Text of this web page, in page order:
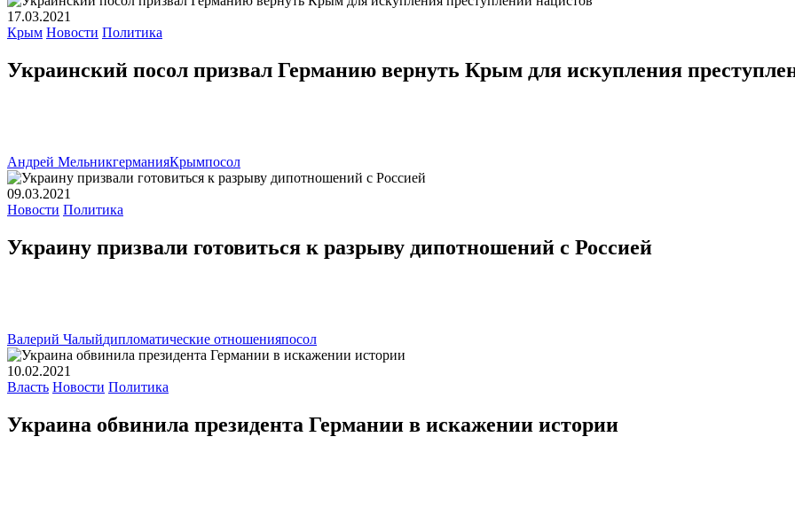
17.03.2021
Крым Новости Политика
Украинский посол призвал Германию вернуть Крым для искупления
Андрей МельникгерманияКрымпосол
09.03.2021
Новости Политика
Украину призвали готовиться к разрыву дипотношений с Россией
Валерий Чалыйдипломатические отношенияпосол
10.02.2021
Власть Новости Политика
Украина обвинила президента Германии в искажении истории